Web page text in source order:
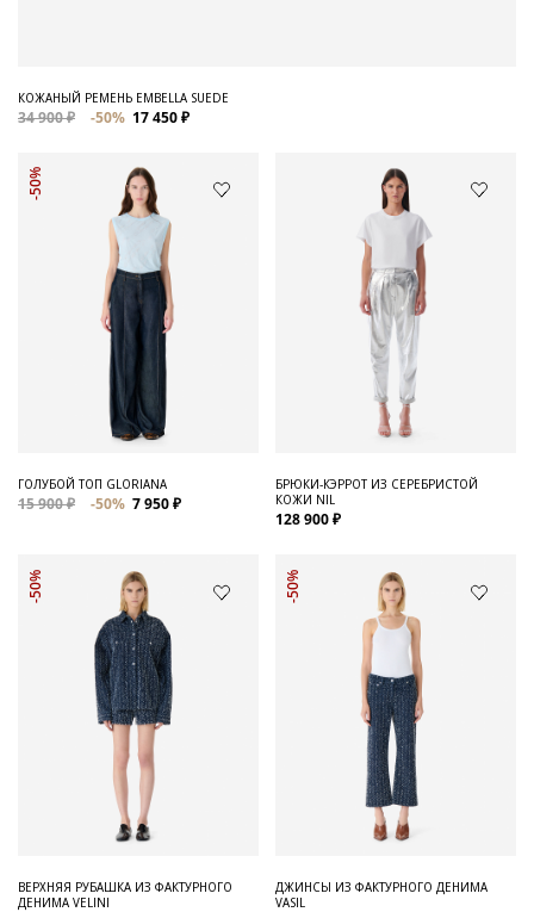
КОЖАНЫЙ РЕМЕНЬ EMBELLA SUEDE
34 900 ₽ -50% 17 450 ₽
-50%
ГОЛУБОЙ ТОП GLORIANA
15 900 ₽ -50% 7 950 ₽
БРЮКИ-КЭРРОТ ИЗ СЕРЕБРИСТОЙ
КОЖИ NIL
128 900 ₽
-50%
ВЕРХНЯЯ РУБАШКА ИЗ ФАКТУРНОГО
ДЕНИМА VELINI
-50%
ДЖИНСЫ ИЗ ФАКТУРНОГО ДЕНИМА
VASIL